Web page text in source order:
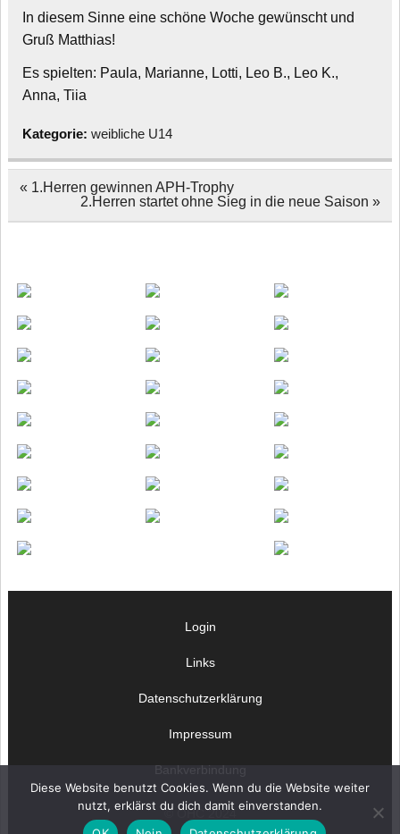
In diesem Sinne eine schöne Woche gewünscht und
Gruß Matthias!
Es spielten: Paula, Marianne, Lotti, Leo B., Leo K.,
Anna, Tiia
Kategorie: weibliche U14
Beitragsnavigation
« 1.Herren gewinnen APH-Trophy
2.Herren startet ohne Sieg in die neue Saison »
Login
Links
Datenschutzerklärung
Impressum
Bankverbindung
© OHC 2024
Diese Website benutzt Cookies. Wenn du die Website weiter
nutzt, erklärst du dich damit einverstanden.